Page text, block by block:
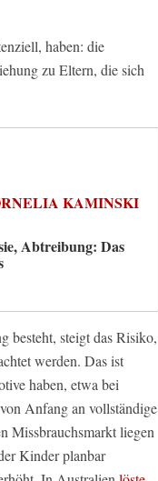
haben: die
zu Eltern, die sich
KAMINSKI
Abtreibung: Das
besteht, steigt das Risiko,
werden. Das ist
haben, etwa bei
Anfang an vollständige
Missbrauchsmarkt liegen
Kinder planbar